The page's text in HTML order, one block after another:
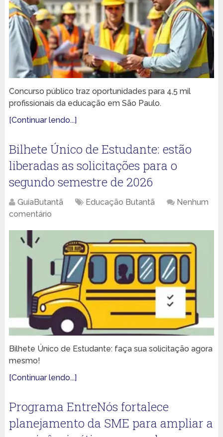
Concurso público traz oportunidades para 4,5 mil
profissionais da educação em São Paulo.
[Continuar lendo...]
Bilhete Único de Estudante: estão
liberadas as solicitações para o
segundo semestre de 2026
GuiaButantã Educação Butantã
Nenhum
comentário
Bilhete Único de Estudante: faça sua solicitação agora
mesmo!
[Continuar lendo...]
Programa EntreNós fortalece
planejamento da SME para ampliar a